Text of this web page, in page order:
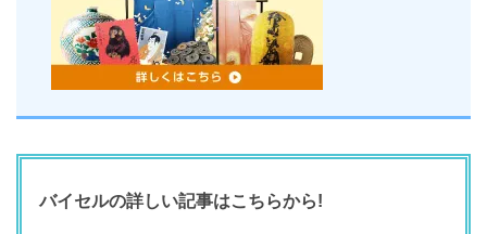
バイセルの詳しい記事はこちらから!